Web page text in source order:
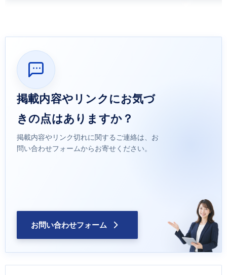
掲載内容やリンクにお気づ
きの点はありますか？
掲載内容やリンク切れに関するご連絡は、お
問い合わせフォームからお寄せください。
お問い合わせフォーム